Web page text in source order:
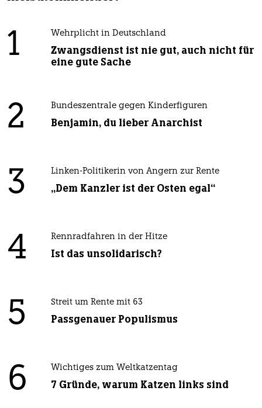
1 Wehrplicht in Deutschland
Zwangsdienst ist nie gut, auch nicht für
eine gute Sache
2 Bundeszentrale gegen Kinderfiguren
Benjamin, du lieber Anarchist
3 Linken-Politikerin von Angern zur Rente
„Dem Kanzler ist der Osten egal“
4 Rennradfahren in der Hitze
Ist das unsolidarisch?
5 Streit um Rente mit 63
Passgenauer Populismus
6 Wichtiges zum Weltkatzentag
7 Gründe, warum Katzen links sind